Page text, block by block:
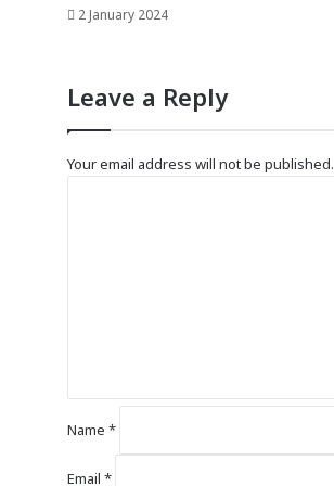
2 January 2024
Leave a Reply
Your email address will not be published.
Name *
Email *